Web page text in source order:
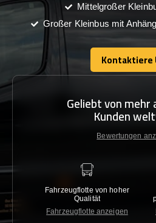
Mittelgroßer
Großer Kleinbus mit
Kontaktiere
Kontaktiere
Geliebt von mehr
Kunden
Bewertungen
Fahrzeugflotte von hoher
Qualität
Fahrzeugflotte anzeigen